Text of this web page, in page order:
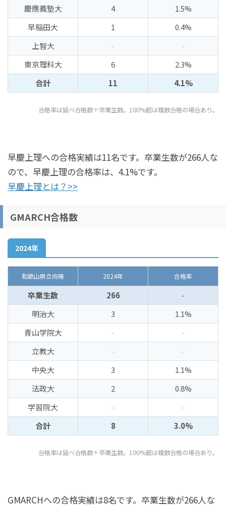
慶應義塾大
4
1.5%
早稲田大
1
0.4%
上智大
-
-
東京理科大
6
2.3%
合計
11 4.1%
合格率は延べ合格数÷卒業生数。100%超は複数合格の場合あり。
早慶上理への合格実績は11名です。卒業生数が266人な
ので、早慶上理の合格率は、4.1%です。
早慶上理とは？>>
GMARCH合格数
2024年
和歌山県立向陽 2024年 合格率
卒業生数 266
-
明治大
3
1.1%
青山学院大
-
-
立教大
-
-
中央大
3
1.1%
法政大
2
0.8%
学習院大
-
-
合計
8 3.0%
合格率は延べ合格数÷卒業生数。100%超は複数合格の場合あり。
GMARCHへの合格実績は8名です。卒業生数が266人な